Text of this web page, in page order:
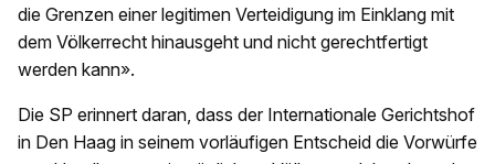
die Grenzen einer legitimen Verteidigung im Einklang mit
dem Völkerrecht hinausgeht und nicht gerechtfertigt
werden kann».
Die SP erinnert daran, dass der Internationale Gerichtshof
in Den Haag in seinem vorläufigen Entscheid die Vorwürfe